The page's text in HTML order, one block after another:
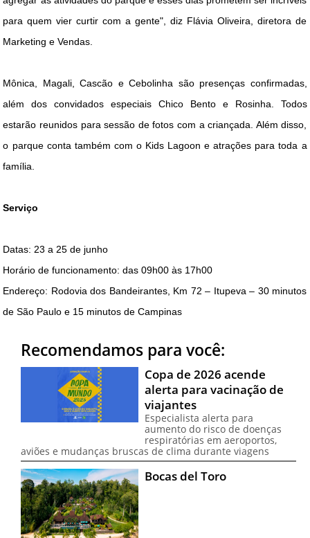
para quem vier curtir com a gente", diz Flávia Oliveira, diretora de
Marketing e Vendas.
Mônica, Magali, Cascão e Cebolinha são presenças confirmadas,
além dos convidados especiais Chico Bento e Rosinha. Todos
estarão reunidos para sessão de fotos com a criançada. Além disso,
o parque conta também com o Kids Lagoon e atrações para toda a
família.
Serviço
Datas: 23 a 25 de junho
Horário de funcionamento: das 09h00 às 17h00
Endereço: Rodovia dos Bandeirantes, Km 72 – Itupeva – 30 minutos
de São Paulo e 15 minutos de Campinas
Recomendamos para você:
Copa de 2026 acende
alerta para vacinação de
viajantes
Especialista alerta para
aumento do risco de doenças
respiratórias em aeroportos,
aviões e mudanças bruscas de clima durante viagens
Bocas del Toro